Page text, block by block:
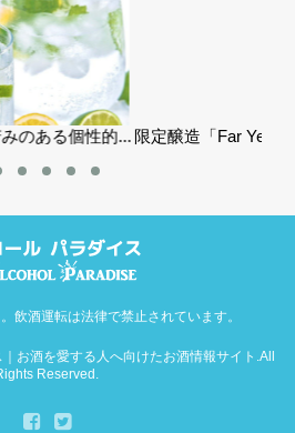
的...限定醸造「Far Yea...
飲酒運転は法律で禁止されています。
お酒を愛する人へ向けたお酒情報サイト .All
Reserved.